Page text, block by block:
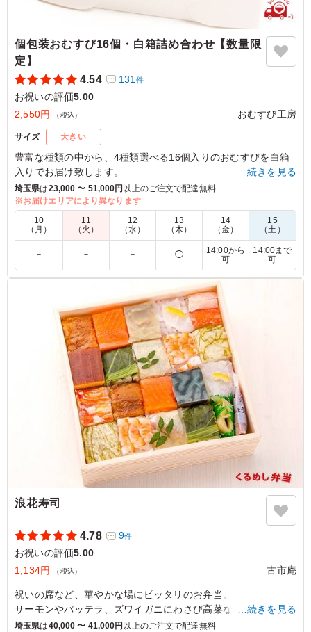
個包装おむすび16個・白箱詰め合わせ【数量限
定】
4.54
131 件
お祝いの評価5.00
2,550円
（税込） おむすび工房
サイズ 大きい
豊富な種類の中から、4種類選べる16個入りのおむすびを白箱
入りでお届け致します。
おむすびの種類は下記より4種類選んで連絡事項にご記入くだ
さい。
記載のない場合はお任せとなります。
紅鮭/おかか/ひじき煮/高菜/ねぎ味噌/たぬきにぎり/きつねにぎ
り/焼きたらこ/梅干し/紅生姜鶏そぼろ/梅ひじき/海老塩/明太子/
ツナ昆布/わさび菜/カリカリ梅/ソースカツ/明太マヨ/青菜ちり
めん/枝豆そぼろ/ソースメンチ/昆布/梅かつお/桜ちりめん/キム
チ唐揚げ/紅ショウガ/ツナマヨ/照り焼きチキン
【1回のご注文可能数：12箱まで】
※数量限定メニュー(1日の作成可能数：30箱)のため数量に達
ご注文をお断りする可能性もございますのでご了承くださいま
（株）小島商店
今回は２箱発注。味も８種類だったかなバリエーションよ
くしてみました。おにぎりは小ぶりながら中の具はしっか
り入っててボリューム感は申し分なしです。色々種類が選
べるのはいいことです。
ご利用シーン：
…続きを見る
埼玉県は23,000 〜 51,000円以上のご注文で配達無料
※お届けエリアにより異なります
10
（月）
11
（火）
12
（水）
13
（木）
14
（金）
15
（土）
－ － － ◯
14:00から
可
14:00まで
可
浪花寿司
4.78 9件
お祝いの評価5.00
1,134円
（税込） 古市庵
祝いの席など、華やかな場にピッタリのお弁当。
サーモンやバッテラ、ズワイガニにわさび高菜など、10種の押
寿司を散りばめた盛り付けは、まるで寄せ木細工のような美し
…続きを見る
埼玉県は40,000 〜 41,000円 以上のご注文で配達無料